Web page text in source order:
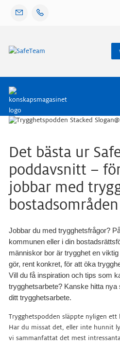
Det bästa ur
poddavsnitt –
jobbar med
bostadsområden
Jobbar du med trygghetsfrågor?
kommunen eller i din
människor bor är trygghet en
gör, rent konkret, för att öka
Vill du få inspiration och tips som
trygghetsarbete? Kanske hitta
ditt trygghetsarbete.
Trygghetspodden släppte nyligen
Har du missat det, eller inte hunnit
vi sammanfattat det mest